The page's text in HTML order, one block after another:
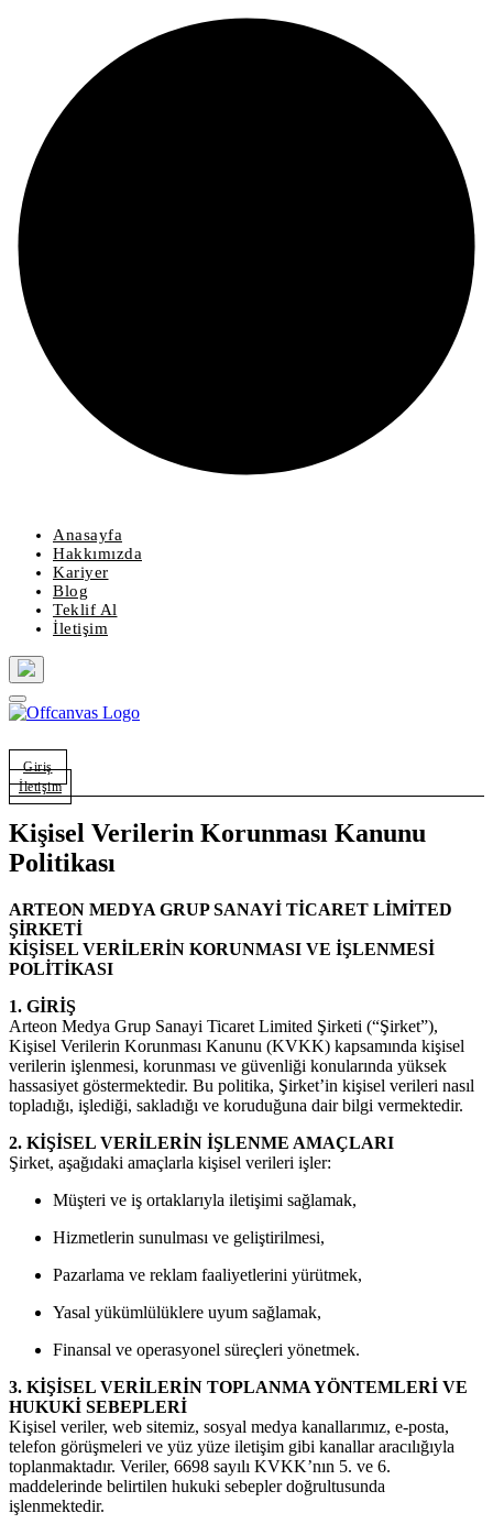
Anasayfa
Hakkımızda
Kariyer
Blog
Teklif Al
İletişim
Giriş
İletişim
Kişisel Verilerin Korunması Kanunu
Politikası
ARTEON MEDYA GRUP SANAYİ TİCARET LİMİTED
ŞİRKETİ
KİŞİSEL VERİLERİN KORUNMASI VE İŞLENMESİ
POLİTİKASI
1. GİRİŞ
Arteon Medya Grup Sanayi Ticaret Limited Şirketi (“Şirket”),
Kişisel Verilerin Korunması Kanunu (KVKK) kapsamında kişisel
verilerin işlenmesi, korunması ve güvenliği konularında yüksek
hassasiyet göstermektedir. Bu politika, Şirket’in kişisel verileri nasıl
topladığı, işlediği, sakladığı ve koruduğuna dair bilgi vermektedir.
2. KİŞİSEL VERİLERİN İŞLENME AMAÇLARI
Şirket, aşağıdaki amaçlarla kişisel verileri işler:
Müşteri ve iş ortaklarıyla iletişimi sağlamak,
Hizmetlerin sunulması ve geliştirilmesi,
Pazarlama ve reklam faaliyetlerini yürütmek,
Yasal yükümlülüklere uyum sağlamak,
Finansal ve operasyonel süreçleri yönetmek.
3. KİŞİSEL VERİLERİN TOPLANMA YÖNTEMLERİ VE
HUKUKİ SEBEPLERİ
Kişisel veriler, web sitemiz, sosyal medya kanallarımız, e-posta,
telefon görüşmeleri ve yüz yüze iletişim gibi kanallar aracılığıyla
toplanmaktadır. Veriler, 6698 sayılı KVKK’nın 5. ve 6.
maddelerinde belirtilen hukuki sebepler doğrultusunda
işlenmektedir.